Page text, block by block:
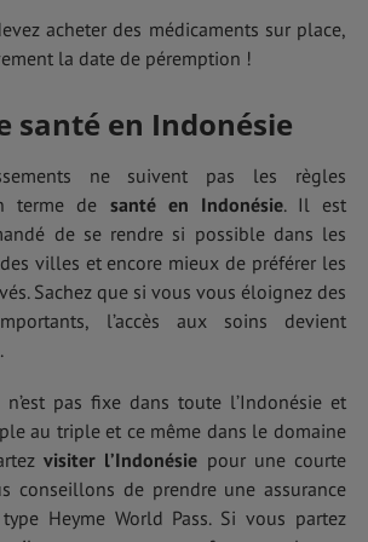
acheter des médicaments sur place,
la date de péremption !
santé en Indonésie
ne suivent pas les règles
terme de santé en Indonésie. Il est
de se rendre si possible dans les
villes et encore mieux de préférer les
Sachez que si vous vous éloignez des
l’accès aux soins devient
pas fixe dans toute l’Indonésie et
au triple et ce même dans le domaine
visiter l’Indonésie pour une courte
conseillons de prendre une assurance
Heyme World Pass. Si vous partez